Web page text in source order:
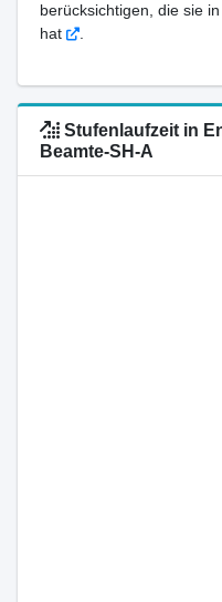
berücksichtigen, die sie
hat
.
Stufenlaufzeit in
Beamte-SH-A